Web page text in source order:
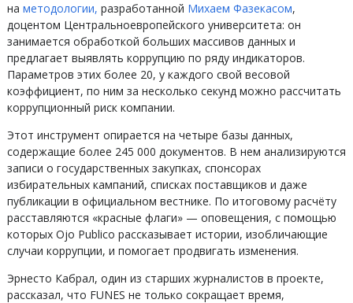
на методологии, разработанной Михаем Фазекасом,
доцентом Центральноевропейского университета: он
занимается обработкой больших массивов данных и
предлагает выявлять коррупцию по ряду индикаторов.
Параметров этих более 20, у каждого свой весовой
коэффициент, по ним за несколько секунд можно рассчитать
коррупционный риск компании.
Этот инструмент опирается на четыре базы данных,
содержащие более 245 000 документов. В нем анализируются
записи о государственных закупках, спонсорах
избирательных кампаний, списках поставщиков и даже
публикации в официальном вестнике. По итоговому расчёту
расставляются «красные флаги» — оповещения, с помощью
которых Ojo Publico рассказывает истории, изобличающие
случаи коррупции, и помогает продвигать изменения.
Эрнесто Кабрал, один из старших журналистов в проекте,
рассказал, что FUNES не только сокращает время,